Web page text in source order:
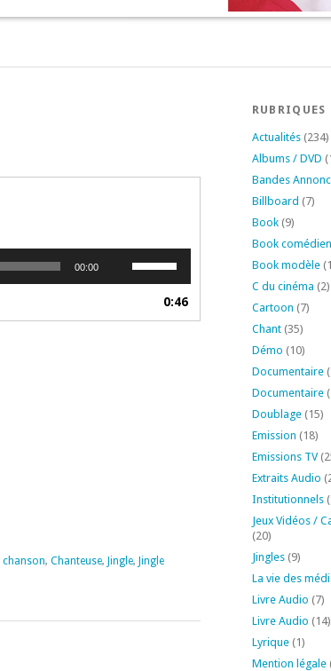
00:00
0:46
chanson, Chanteuse, Jingle, Jingle
RUBRIQUES
Actualités(234)
Albums / DVD
Bandes
Billboard (7)
Book(9)
Book
Book modèle
C du cinéma (2)
Cartoon (7)
Chant(35)
Démo (10)
Documentaire
Documentaire
Doublage(15)
Emission (18)
Emissions TV
Extraits Audio
Institutionnels
Jeux Vidéos /
(20)
Jingles(9)
La vie des
Livre Audio (7)
Livre Audio (14)
Lyrique(1)
Mention légale